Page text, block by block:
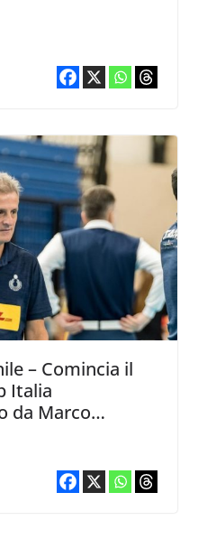
– Comincia il
Italia
da Marco